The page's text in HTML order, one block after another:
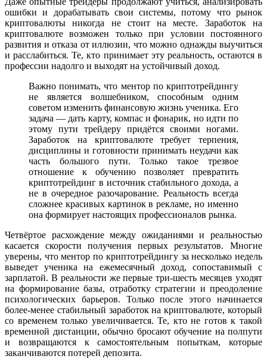
ошибки и дорабатывать свои системы, потому что рынок
криптовалюты никогда не стоит на месте. Заработок на
криптовалюте возможен только при условии постоянного
развития и отказа от иллюзии, что можно однажды выучиться
и расслабиться. Те, кто принимает эту реальность, остаются в
профессии надолго и выходят на устойчивый доход.
Важно понимать, что ментор по криптотрейдингу
не является волшебником, способным одним
советом изменить финансовую жизнь ученика. Его
задача — дать карту, компас и фонарик, но идти по
этому пути трейдеру придётся своими ногами.
Заработок на криптовалюте требует терпения,
дисциплины и готовности принимать неудачи как
часть большого пути. Только такое трезвое
отношение к обучению позволяет превратить
криптотрейдинг в источник стабильного дохода, а
не в очередное разочарование. Реальность всегда
сложнее красивых картинок в рекламе, но именно
она формирует настоящих профессионалов рынка.
Четвёртое расхождение между ожиданиями и реальностью
касается скорости получения первых результатов. Многие
уверены, что ментор по криптотрейдингу за несколько недель
выведет ученика на ежемесячный доход, сопоставимый с
зарплатой. В реальности же первые три-шесть месяцев уходят
на формирование базы, отработку стратегии и преодоление
психологических барьеров. Только после этого начинается
более-менее стабильный заработок на криптовалюте, который
со временем только увеличивается. Те, кто не готов к такой
временной дистанции, обычно бросают обучение на полпути
и возвращаются к самостоятельным попыткам, которые
заканчиваются потерей депозита.